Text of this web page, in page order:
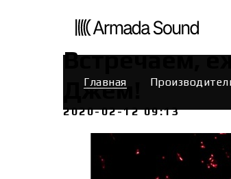
Главная
Встречаем,
Джем!
2020-02-12 09:13